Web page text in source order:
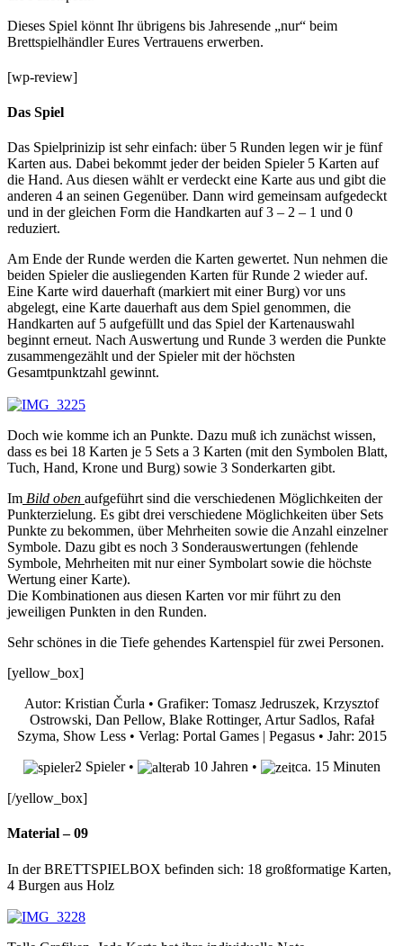
Dieses Spiel könnt Ihr übrigens bis Jahresende „nur“ beim
Brettspielhändler Eures Vertrauens erwerben.
[wp-review]
Das Spiel
Das Spielprinizip ist sehr einfach: über 5 Runden legen wir je fünf
Karten aus. Dabei bekommt jeder der beiden Spieler 5 Karten auf
die Hand. Aus diesen wählt er verdeckt eine Karte aus und gibt die
anderen 4 an seinen Gegenüber. Dann wird gemeinsam aufgedeckt
und in der gleichen Form die Handkarten auf 3 – 2 – 1 und 0
reduziert.
Am Ende der Runde werden die Karten gewertet. Nun nehmen die
beiden Spieler die ausliegenden Karten für Runde 2 wieder auf.
Eine Karte wird dauerhaft (markiert mit einer Burg) vor uns
abgelegt, eine Karte dauerhaft aus dem Spiel genommen, die
Handkarten auf 5 aufgefüllt und das Spiel der Kartenauswahl
beginnt erneut. Nach Auswertung und Runde 3 werden die Punkte
zusammengezählt und der Spieler mit der höchsten
Gesamtpunktzahl gewinnt.
Doch wie komme ich an Punkte. Dazu muß ich zunächst wissen,
dass es bei 18 Karten je 5 Sets a 3 Karten (mit den Symbolen Blatt,
Tuch, Hand, Krone und Burg) sowie 3 Sonderkarten gibt.
Im Bild oben aufgeführt sind die verschiedenen Möglichkeiten der
Punkterzielung. Es gibt drei verschiedene Möglichkeiten über Sets
Punkte zu bekommen, über Mehrheiten sowie die Anzahl einzelner
Symbole. Dazu gibt es noch 3 Sonderauswertungen (fehlende
Symbole, Mehrheiten mit nur einer Symbolart sowie die höchste
Wertung einer Karte).
Die Kombinationen aus diesen Karten vor mir führt zu den
jeweiligen Punkten in den Runden.
Sehr schönes in die Tiefe gehendes Kartenspiel für zwei Personen.
[yellow_box]
Autor: Kristian Čurla • Grafiker: Tomasz Jedruszek, Krzysztof
Ostrowski, Dan Pellow, Blake Rottinger, Artur Sadlos, Rafał
Szyma, Show Less • Verlag: Portal Games | Pegasus • Jahr: 2015
2 Spieler •
ab 10 Jahren • ca. 15 Minuten
[/yellow_box]
Material – 09
In der BRETTSPIELBOX befinden sich: 18 großformatige Karten,
4 Burgen aus Holz